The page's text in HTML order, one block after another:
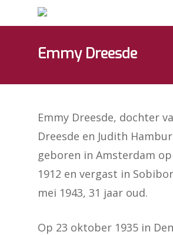
Emmy Dreesde
Emmy Dreesde, dochter
Dreesde en Judith
geboren in Amsterdam
1912 en vergast in
mei 1943, 31 jaar oud.
Op 23 oktober 1935 in